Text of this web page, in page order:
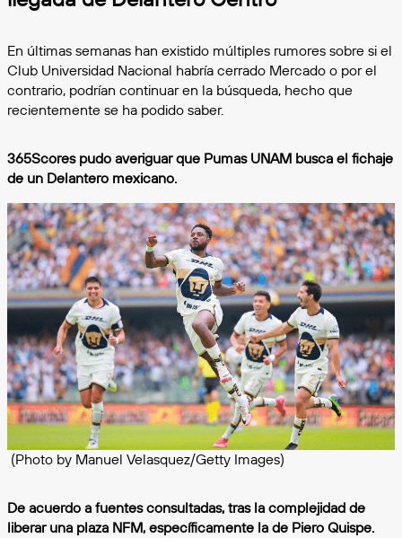
En últimas semanas han existido múltiples rumores sobre si el
Club Universidad Nacional habría cerrado Mercado o por el
contrario, podrían continuar en la búsqueda, hecho que
recientemente se ha podido saber.
365Scores pudo averiguar que Pumas UNAM busca el fichaje
de un Delantero mexicano.
(Photo by Manuel Velasquez/Getty Images)
De acuerdo a fuentes consultadas, tras la complejidad de
liberar una plaza NFM, específicamente la de Piero Quispe.